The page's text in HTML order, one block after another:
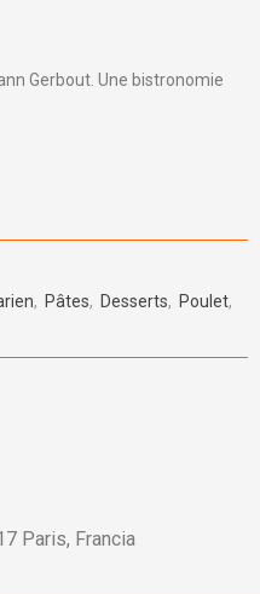
Gerbout. Une bistronomie
, Pâtes, Desserts, Poulet,
Paris, Francia